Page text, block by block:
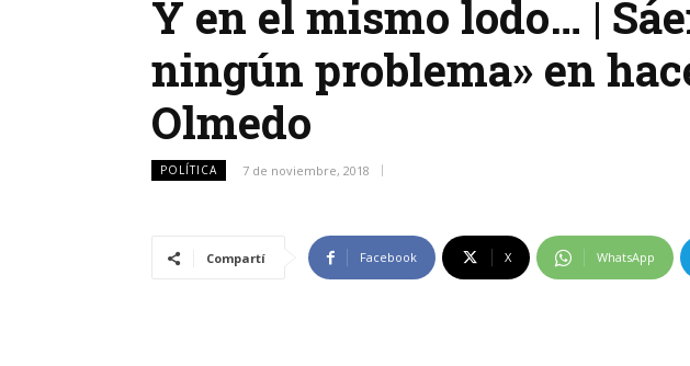
Y en el mismo lodo… |
ningún problema» en
Olmedo
POLÍTICA 7 de noviembre, 2018
Compartí Facebook X WhatsApp